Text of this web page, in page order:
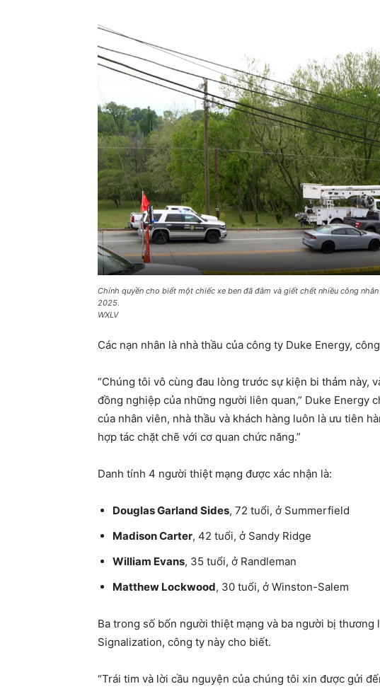
Chính quyền cho biết một chiếc xe ben đã đâm và giết chết nhiều công
2025.
WXLV
Các nạn nhân là nhà thầu của công ty Duke Energy,
“Chúng tôi vô cùng đau lòng trước sự kiện bi thảm này,
đồng nghiệp của những người liên quan,” Duke Energy
của nhân viên, nhà thầu và khách hàng luôn là ưu tiên
hợp tác chặt chẽ với cơ quan chức năng.”
Danh tính 4 người thiệt mạng được xác nhận là:
Douglas Garland Sides, 72 tuổi, ở Summerfield
Madison Carter, 42 tuổi, ở Sandy Ridge
William Evans, 35 tuổi, ở Randleman
Matthew Lockwood, 30 tuổi, ở Winston-Salem
Ba trong số bốn người thiệt mạng và ba người bị thương
Signalization, công ty này cho biết.
“Trái tim và lời cầu nguyện của chúng tôi xin được gửi